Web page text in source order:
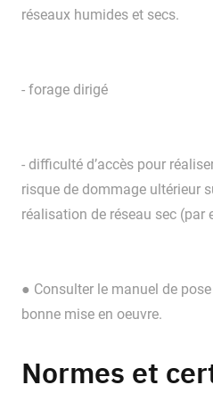
réseaux humides et secs.
- forage dirigé
- difficulté d’accès pour
risque de dommage ultérieur
réalisation de réseau sec (par
● Consulter le manuel de
bonne mise en oeuvre.
Normes et